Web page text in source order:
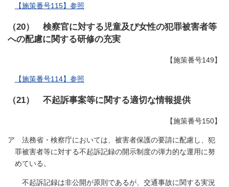
【施策番号115】参照
（20） 検察官に対する児童及び女性の犯罪被害者等
への配慮に関する研修の充実
【施策番号149】
【施策番号114】参照
（21） 不起訴事案等に関する適切な情報提供
【施策番号150】
ア 法務省・検察庁においては、被害者保護の要請に配慮し、犯
罪被害者等に対する不起訴記録の開示制度の弾力的な運用に努
めている。
不起訴記録は非公開が原則であるが、交通事故に関する実況